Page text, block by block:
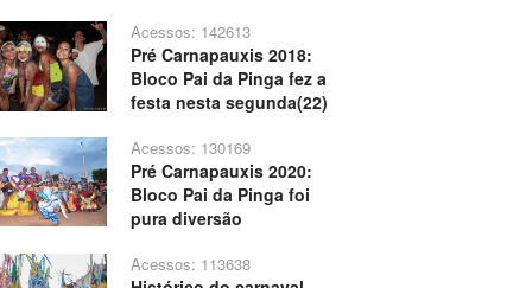
Acessos: 142613
Pré Carnapauxis 2018:
Bloco Pai da Pinga fez a
festa nesta segunda(22)
Acessos: 130169
Pré Carnapauxis 2020:
Bloco Pai da Pinga foi
pura diversão
Acessos: 113638